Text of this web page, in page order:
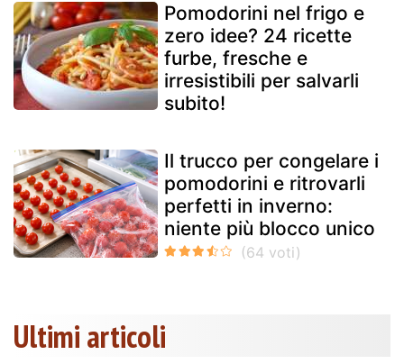
Pomodorini nel frigo e
zero idee? 24 ricette
furbe, fresche e
irresistibili per salvarli
subito!
Il trucco per congelare i
pomodorini e ritrovarli
perfetti in inverno:
niente più blocco unico
Ultimi articoli